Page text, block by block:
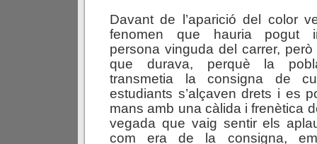
Davant de l’aparició del color
fenomen que hauria pogut
persona vinguda del carrer,
que durava, perquè la
transmetia la consigna de
estudiants s’alçaven drets i es
mans amb una càlida i frenètica
vegada que vaig sentir els
com era de la consigna,